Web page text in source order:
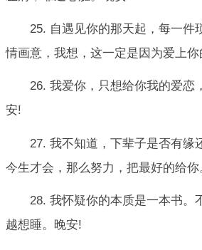
25. 自遇见你的那天起，每一件
情画意，我想，这一定是因为爱上
26. 我爱你，只想给你我的爱恋
安!
27. 我不知道，下辈子是否有缘
今生才会，那么努力，把最好的给你
28. 我怀疑你的本质是一本书。
越想睡。晚安!